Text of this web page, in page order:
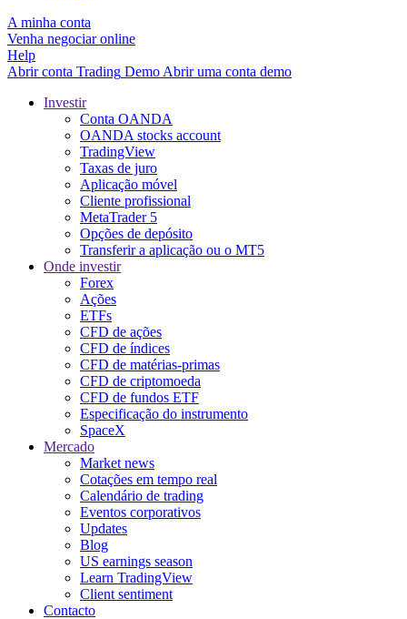
A minha conta
Venha negociar online
Help
Abrir conta Trading Demo Abrir uma conta demo
Investir
Conta OANDA
OANDA stocks account
TradingView
Taxas de juro
Aplicação móvel
Cliente profissional
MetaTrader 5
Opções de depósito
Transferir a aplicação ou o MT5
Onde investir
Forex
Ações
ETFs
CFD de ações
CFD de índices
CFD de matérias-primas
CFD de criptomoeda
CFD de fundos ETF
Especificação do instrumento
SpaceX
Mercado
Market news
Cotações em tempo real
Calendário de trading
Eventos corporativos
Updates
Blog
US earnings season
Learn TradingView
Client sentiment
Contacto